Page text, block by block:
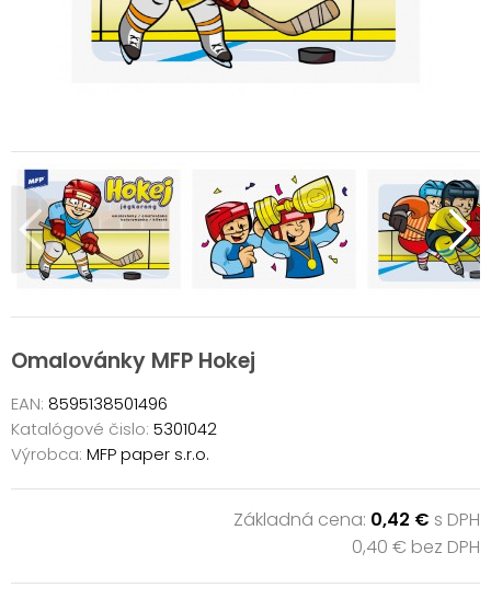
Omalovánky MFP Hokej
EAN: 8595138501496
Katalógové čislo: 5301042
Výrobca: MFP paper s.r.o.
Základná cena: 0,42 € s DPH
0,40 € bez DPH